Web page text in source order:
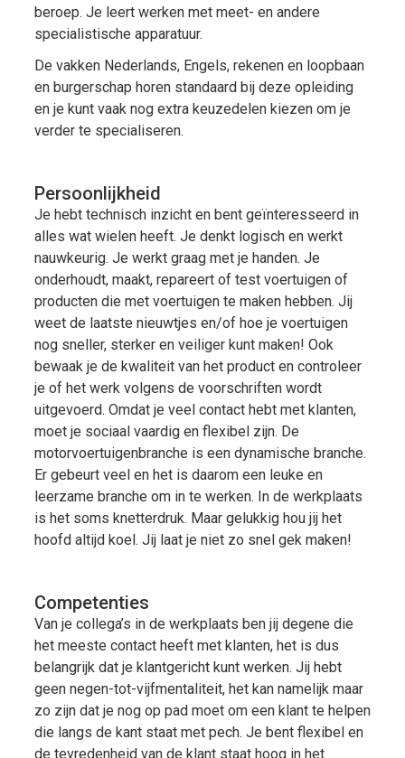
beroep. Je leert werken met meet- en andere
specialistische apparatuur.
De vakken Nederlands, Engels, rekenen en loopbaan
en burgerschap horen standaard bij deze opleiding
en je kunt vaak nog extra keuzedelen kiezen om je
verder te specialiseren.
Persoonlijkheid
Je hebt technisch inzicht en bent geïnteresseerd in
alles wat wielen heeft. Je denkt logisch en werkt
nauwkeurig. Je werkt graag met je handen. Je
onderhoudt, maakt, repareert of test voertuigen of
producten die met voertuigen te maken hebben. Jij
weet de laatste nieuwtjes en/of hoe je voertuigen
nog sneller, sterker en veiliger kunt maken! Ook
bewaak je de kwaliteit van het product en controleer
je of het werk volgens de voorschriften wordt
uitgevoerd. Omdat je veel contact hebt met klanten,
moet je sociaal vaardig en flexibel zijn. De
motorvoertuigenbranche is een dynamische branche.
Er gebeurt veel en het is daarom een leuke en
leerzame branche om in te werken. In de werkplaats
is het soms knetterdruk. Maar gelukkig hou jij het
hoofd altijd koel. Jij laat je niet zo snel gek maken!
Competenties
Van je collega’s in de werkplaats ben jij degene die
het meeste contact heeft met klanten, het is dus
belangrijk dat je klantgericht kunt werken. Jij hebt
geen negen-tot-vijfmentaliteit, het kan namelijk maar
zo zijn dat je nog op pad moet om een klant te helpen
die langs de kant staat met pech. Je bent flexibel en
de tevredenheid van de klant staat hoog in het